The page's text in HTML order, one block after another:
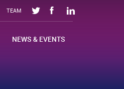
TEAM
NEWS & EVENTS